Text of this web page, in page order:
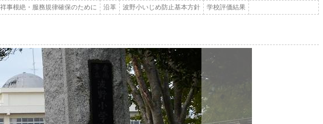
事根絶・服務規律確保のために 沿革 波野小いじめ防止基本方針 学校評価結果